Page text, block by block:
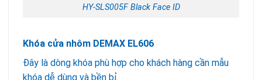
HY-SLS005F Black Face ID
Khóa cửa nhôm DEMAX EL606
Đây là dòng khóa phù hợp cho khách hàng cần mẫu
khóa dễ dùng và bền bỉ.